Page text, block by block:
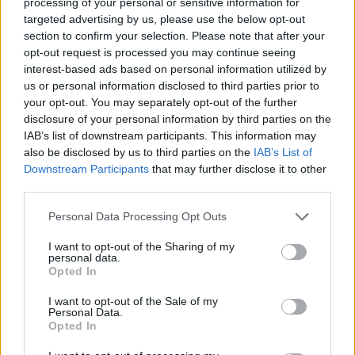
targeted advertising by us, please use the below opt-out
section to confirm your selection. Please note that after your
opt-out request is processed you may continue seeing
interest-based ads based on personal information utilized by
us or personal information disclosed to third parties prior to
your opt-out. You may separately opt-out of the further
disclosure of your personal information by third parties on the
IAB’s list of downstream participants. This information may
also be disclosed by us to third parties on the IAB’s List of
Downstream Participants that may further disclose it to other
Personal Data Processing Opt Outs
I want to opt-out of the Sharing of my
personal data.
Opted In
I want to opt-out of the Sale of my
Personal Data.
Opted In
Lippuja vesibusseihin voi ostella laitureilta.
Liput vesibusseihin
Venetsian vesibusseista